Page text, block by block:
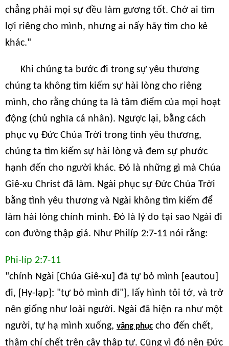
chẳng phải mọi sự đều làm gương tốt. Chớ ai tìm
lợi riêng cho mình, nhưng ai nấy hãy tìm cho kẻ
khác."
Khi chúng ta bước đi trong sự yêu thương
chúng ta không tìm kiếm sự hài lòng cho riêng
mình, cho rằng chúng ta là tâm điểm của mọi hoạt
động (chủ nghĩa cá nhân). Ngược lại, bằng cách
phục vụ Đức Chúa Trời trong tình yêu thương,
chúng ta tìm kiếm sự hài lòng và đem sự phước
hạnh đến cho người khác. Đó là những gì mà Chúa
Giê-xu Christ đã làm. Ngài phục sự Đức Chúa Trời
bằng tình yêu thương và Ngài không tìm kiếm để
làm hài lòng chính mình. Đó là lý do tại sao Ngài đi
con đường thập giá. Như Philíp 2:7-11 nói rằng:
Phi-líp 2:7-11
"chính Ngài [Chúa Giê-xu] đã tự bỏ mình [eautou]
đi, [Hy-lạp]: "tự bỏ mình đi"], lấy hình tôi tớ, và trở
nên giống như loài người. Ngài đã hiện ra như một
người, tự hạ mình xuống, vâng phục cho đến chết,
thậm chí chết trên cây thập tự. Cũng vì đó nên Đức